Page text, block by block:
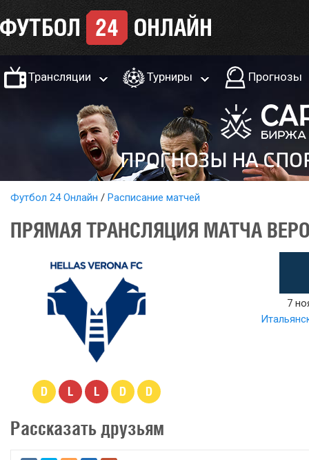
Трансляции Турниры Прогнозы
Футбол 24 Онлайн Расписание матчей
ПРЯМАЯ ТРАНСЛЯЦИЯ МАТЧА
D L L D D
7
Рассказать друзьям